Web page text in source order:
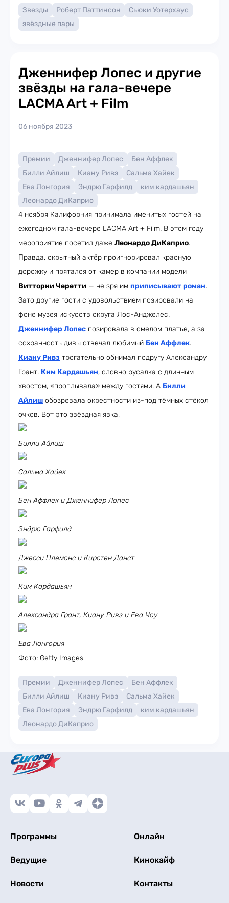
Звезды Роберт Паттинсон
Сьюки Уотерхаус
звёздные пары
Дженнифер Лопес и другие
звёзды на гала-вечере
LACMA Art + Film
06 ноября 2023
Премии Дженнифер Лопес
Бен Аффлек
Билли Айлиш
Киану Ривз
Сальма Хайек
Ева Лонгория
Эндрю Гарфилд
ким кардашьян
Леонардо ДиКаприо
4 ноября Калифорния принимала именитых гостей на
ежегодном гала-вечере LACMA Art + Film. В этом году
мероприятие посетил даже Леонардо ДиКаприо.
Правда, скрытный актёр проигнорировал красную
дорожку и прятался от камер в компании модели
Виттории Черетти — не зря им приписывают роман.
Зато другие гости с удовольствием позировали на
фоне музея искусств округа Лос-Анджелес.
Дженнифер Лопес позировала в смелом платье, а за
сохранность дивы отвечал любимый Бен Аффлек.
Киану Ривз трогательно обнимал подругу Александру
Грант. Ким Кардашьян, словно русалка с длинным
хвостом, «проплывала» между гостями. А Билли
Айлиш обозревала окрестности из-под тёмных стёкол
очков. Вот это звёздная явка!
Билли Айлиш
Сальма Хайек
Бен Аффлек и Дженнифер Лопес
Эндрю Гарфилд
Джесси Племонс и Кирстен Данст
Ким Кардашьян
Александра Грант, Киану Ривз и Ева Чоу
Ева Лонгория
Фото: Getty Images
Премии Дженнифер Лопес
Бен Аффлек
Билли Айлиш
Киану Ривз
Сальма Хайек
Ева Лонгория
Эндрю Гарфилд
ким кардашьян
Леонардо ДиКаприо
Программы Онлайн
Ведущие Кинокайф
Новости Контакты